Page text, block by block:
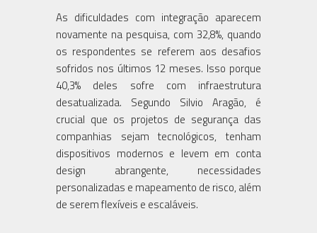
As dificuldades com integração aparecem
novamente na pesquisa, com 32,8%, quando
os respondentes se referem aos desafios
sofridos nos últimos 12 meses. Isso porque
40,3% deles sofre com infraestrutura
desatualizada. Segundo Silvio Aragão, é
crucial que os projetos de segurança das
companhias sejam tecnológicos, tenham
dispositivos modernos e levem em conta
design abrangente, necessidades
personalizadas e mapeamento de risco, além
de serem flexíveis e escaláveis.